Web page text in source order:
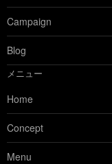
Campaign
Blog
メニュー
Home
Concept
Menu